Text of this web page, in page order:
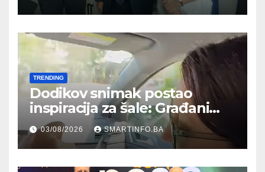
TRENDING
Dodikov snimak postao
inspiracija za šale: Građani
kroz parodiju poslali poruku
03/08/2026 SMARTINFO.BA